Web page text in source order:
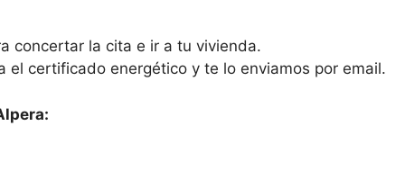
concertar la cita e ir a tu vivienda.
el certificado energético y te lo enviamos por email.